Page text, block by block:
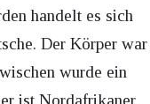
handelt es sich
Der Körper war
wurde ein
ist Nordafrikaner.